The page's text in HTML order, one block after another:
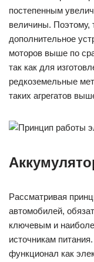
постепенным
величины. Поэтому,
дополнительное
моторов выше по
так как для
редкоземельные
таких агрегатов
Рассматривая
автомобилей,
ключевым и
источникам
функционал как